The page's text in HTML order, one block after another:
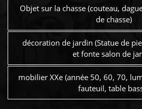
Objet sur la chasse (couteau,
de chasse)
décoration de jardin (Statue de
et fonte salon de
mobilier XXe (année 50, 60, 70,
fauteuil, table